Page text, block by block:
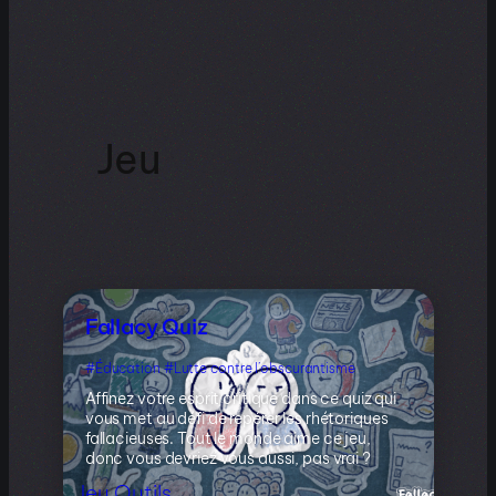
Jeu
Fallacy Quiz
Éducation Lutte contre l’obscurantisme
Affinez votre esprit critique dans ce quiz qui
vous met au défi de repérer les rhétoriques
fallacieuses. Tout le monde aime ce jeu,
donc vous devriez vous aussi, pas vrai ?